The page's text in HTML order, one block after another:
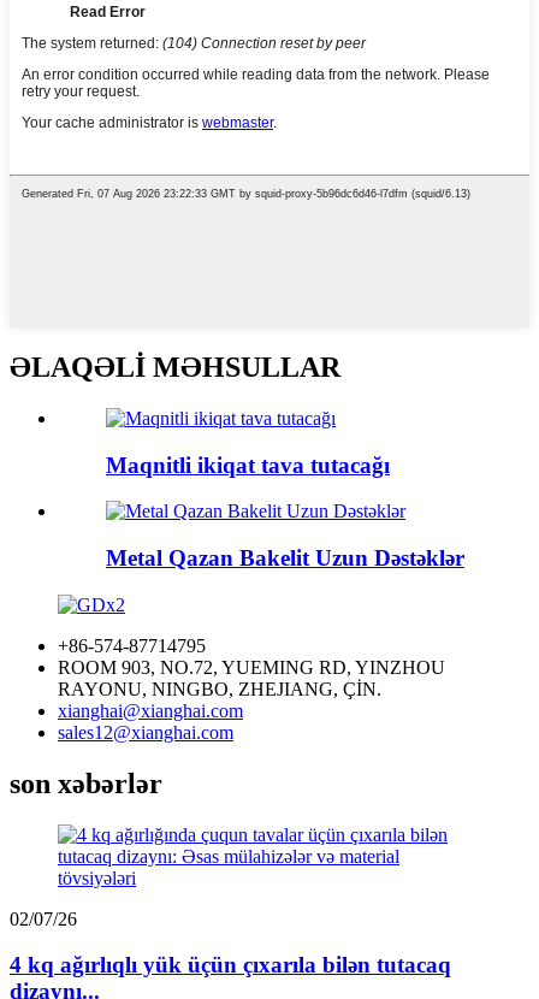
ƏLAQƏLİ MƏHSULLAR
Maqnitli ikiqat tava tutacağı
Metal Qazan Bakelit Uzun Dəstəklər
+86-574-87714795
ROOM 903, NO.72, YUEMING RD, YINZHOU
RAYONU, NINGBO, ZHEJIANG, ÇİN.
xianghai@xianghai.com
sales12@xianghai.com
son xəbərlər
02/07/26
4 kq ağırlıqlı yük üçün çıxarıla bilən tutacaq
dizaynı...